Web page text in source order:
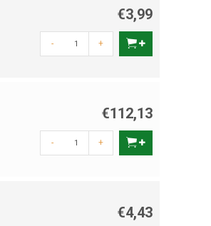
€3,99
- +
€112,13
- +
€4,43